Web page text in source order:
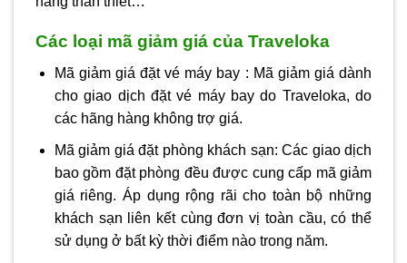
Các loại mã giảm giá của Traveloka
Mã giảm giá đặt vé máy bay : Mã giảm giá dành
cho giao dịch đặt vé máy bay do Traveloka, do
các hãng hàng không trợ giá.
Mã giảm giá đặt phòng khách sạn: Các giao dịch
bao gồm đặt phòng đều được cung cấp mã giảm
giá riêng. Áp dụng rộng rãi cho toàn bộ những
khách sạn liên kết cùng đơn vị toàn cầu, có thể
sử dụng ở bất kỳ thời điểm nào trong năm.